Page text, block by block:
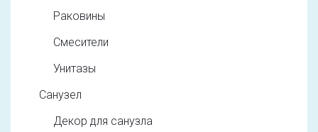
Раковины
Смесители
Унитазы
Санузел
Декор для санузла